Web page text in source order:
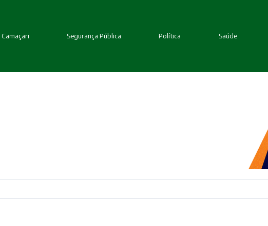
Camaçari Segurança Pública Política Saúde